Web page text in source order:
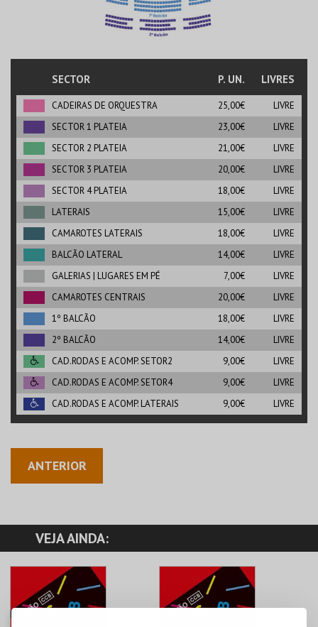
SECTOR P. UN. LIVRES
CADEIRAS DE ORQUESTRA 25,00€
LIVRE
SECTOR 1 PLATEIA
23,00€
LIVRE
SECTOR 2 PLATEIA
21,00€
LIVRE
SECTOR 3 PLATEIA
20,00€
LIVRE
SECTOR 4 PLATEIA
18,00€
LIVRE
LATERAIS
15,00€
LIVRE
CAMAROTES LATERAIS
18,00€
LIVRE
BALCÃO LATERAL
14,00€
LIVRE
GALERIAS | LUGARES EM PÉ
7,00€
LIVRE
CAMAROTES CENTRAIS
20,00€
LIVRE
1º BALCÃO
18,00€
LIVRE
2º BALCÃO
14,00€
LIVRE
CAD.RODAS E ACOMP. SETOR2
9,00€
LIVRE
CAD.RODAS E ACOMP. SETOR4
9,00€
LIVRE
CAD.RODAS E ACOMP. LATERAIS
9,00€ LIVRE
ANTERIOR
VEJA AINDA: